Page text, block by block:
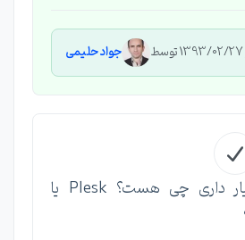
جواد حلیمی
پنلی که در اختیار داری چی هست؟ Plesk یا